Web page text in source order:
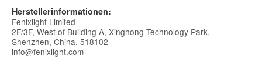
Herstellerinformationen:
Fenixlight Limited
2F/3F, West of Building A, Xinghong Technology Park,
Shenzhen, China, 518102
info@fenixlight.com